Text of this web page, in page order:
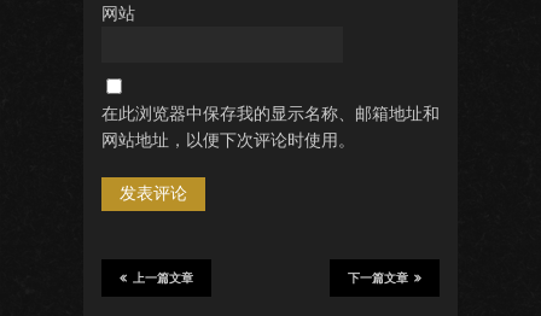
网站
在此浏览器中保存我的显示名称、邮箱地址和
网站地址，以便下次评论时使用。
下一篇文章
上一篇文章